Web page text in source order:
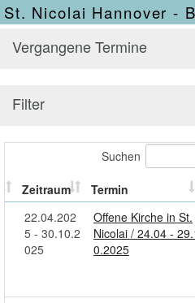
St. Nicolai Hannover -
Vergangene Termine
Filter
Suchen
Zeitraum Termin
22.04.202
5 - 30.10.2
025
Offene Kirche in St.
Nicolai / 24.04 -
0.2025